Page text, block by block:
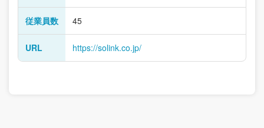
従業員数 45
URL https://solink.co.jp/